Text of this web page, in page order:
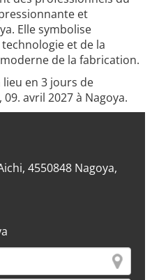
et
Elle symbolise
et de la
de la fabrication.
en 3 jours de
avril 2027 à Nagoya.
4550848 Nagoya,